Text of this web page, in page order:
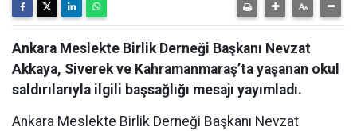
Ankara Meslekte Birlik Derneği Başkanı Nevzat
Akkaya, Siverek ve Kahramanmaraş’ta yaşanan okul
saldırılarıyla ilgili başsağlığı mesajı yayımladı.
Ankara Meslekte Birlik Derneği Başkanı Nevzat